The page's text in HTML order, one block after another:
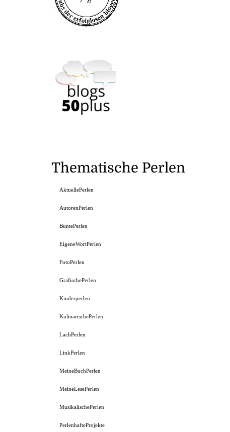
Thematische Perlen
AktuellePerlen
AutorenPerlen
BuntePerlen
EigeneWortPerlen
FotoPerlen
GrafischePerlen
Kinderperlen
KulinarischePerlen
LachPerlen
LinkPerlen
MeineBuchPerlen
MeineLesePerlen
MusikalischePerlen
PerlenhafteProjekte